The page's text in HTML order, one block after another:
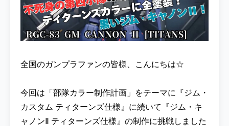
全国のガンプラファンの皆様、こんにちは☆
今回は「部隊カラー制作計画」をテーマに『ジム・
カスタム ティターンズ仕様』に続いて『ジム・キ
ャノンⅡ ティターンズ仕様』の制作に挑戦しました